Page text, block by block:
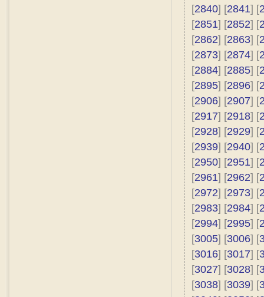
[2840] [2841] [
[2851] [2852] [
[2862] [2863] [
[2873] [2874] [
[2884] [2885] [
[2895] [2896] [
[2906] [2907] [
[2917] [2918] [
[2928] [2929] [
[2939] [2940] [
[2950] [2951] [
[2961] [2962] [
[2972] [2973] [
[2983] [2984] [
[2994] [2995] [
[3005] [3006] [
[3016] [3017] [
[3027] [3028] [
[3038] [3039] [